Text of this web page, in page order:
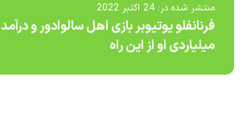
منتشر شده در:24 اکتبر 2022
فرنانفلو یوتیوبر بازی اهل سالوادور و درآمد
میلیاردی او از این راه